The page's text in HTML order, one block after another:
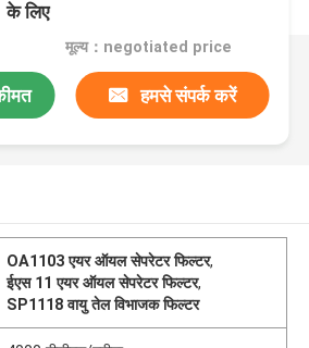
के लिए
मूल्य：negotiated price
हमसे संपर्क करें
OA1103 एयर ऑयल सेपरेटर फिल्टर,
ईएस 11 एयर ऑयल सेपरेटर फिल्टर,
SP1118 वायु तेल विभाजक फिल्टर